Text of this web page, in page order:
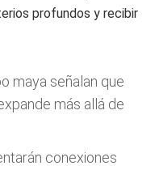
profundos y recibir
maya señalan que
más allá de
conexiones